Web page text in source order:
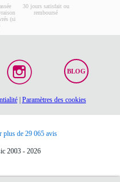
(si
30 jours satisfait ou
remboursé
BLOG
| Paramètres des cookies
plus de 29 065 avis
2003 - 2026